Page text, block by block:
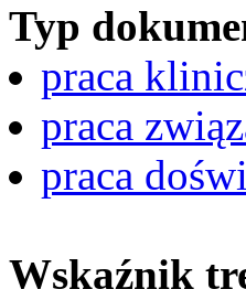
Typ
praca
praca
praca
Wskaźnik